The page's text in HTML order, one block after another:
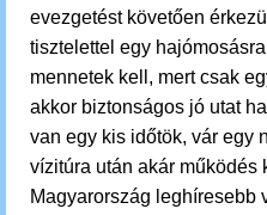
evezgetést követően
tisztelettel egy
mennetek kell, mert csak
akkor biztonságos jó utat
van egy kis időtök, vár egy
vízitúra után akár működés
Magyarország leghíresebb